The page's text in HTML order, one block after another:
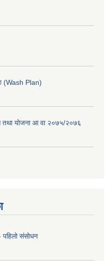
(Wash Plan)
तथा योजना आ वा २०७५/२०७६
पहिलो संसोधन